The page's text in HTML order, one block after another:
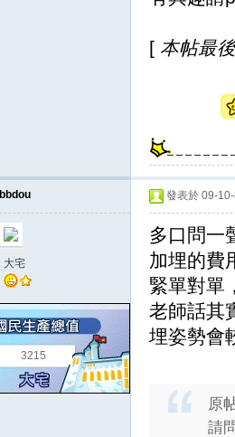
[ 本帖最
bbdou
大宅
3215
發表於 09-
多口問一
加埋的費
緊單對單
老師話其
埋姿勢會
原
請